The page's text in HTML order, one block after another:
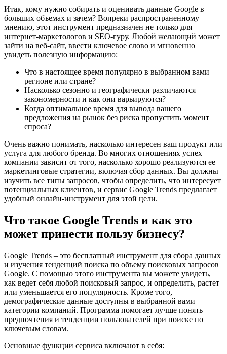
Итак, кому нужно собирать и оценивать данные Google в
больших объемах и зачем? Вопреки распространенному
мнению, этот инструмент предназначен не только для
интернет-маркетологов и SEO-гуру. Любой желающий может
зайти на веб-сайт, ввести ключевое слово и мгновенно
увидеть полезную информацию:
Что в настоящее время популярно в выбранном вами
регионе или стране?
Насколько сезонно и географически различаются
закономерности и как они варьируются?
Когда оптимальное время для вывода вашего
предложения на рынок без риска пропустить момент
спроса?
Очень важно понимать, насколько интересен ваш продукт или
услуга для любого бренда. Во многих отношениях успех
компании зависит от того, насколько хорошо реализуются ее
маркетинговые стратегии, включая сбор данных. Вы должны
изучить все типы запросов, чтобы определить, что интересует
потенциальных клиентов, и сервис Google Trends предлагает
удобный онлайн-инструмент для этой цели.
Что такое Google Trends и как это
может принести пользу бизнесу?
Google Trends – это бесплатный инструмент для сбора данных
и изучения тенденций поиска по объему поисковых запросов
Google. С помощью этого инструмента вы можете увидеть,
как ведет себя любой поисковый запрос, и определить, растет
или уменьшается его популярность. Кроме того,
демографические данные доступны в выбранной вами
категории компаний. Программа помогает лучше понять
предпочтения и тенденции пользователей при поиске по
ключевым словам.
Основные функции сервиса включают в себя: